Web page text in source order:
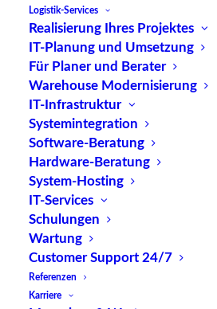
Logistik-Services
Realisierung Ihres Projektes
IT-Planung und Umsetzung
Für Planer und Berater
Warehouse Modernisierung
IT-Infrastruktur
Systemintegration
Software-Beratung
Hardware-Beratung
System-Hosting
IT-Services
Schulungen
Wartung
Customer Support 24/7
Referenzen
Karriere
TUP GmbH & Co. KG
Die kombinierbare
TUP, liefert dank ihrer
effektivste Lösung und ist
wiederverwendbar.
Kontakt
TUP GmbH & Co. KG